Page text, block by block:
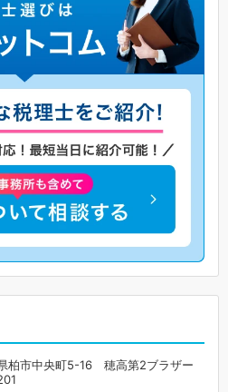
柏市中央町5-16 穂高第2ブラザー